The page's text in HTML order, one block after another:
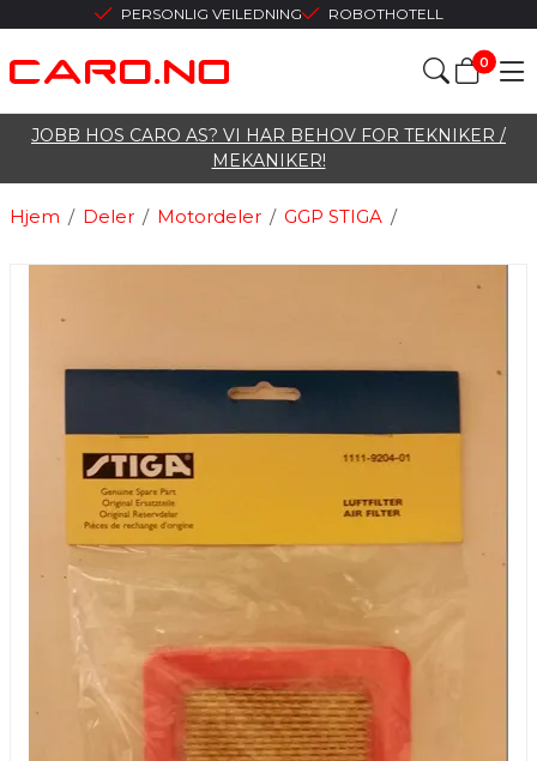
PERSONLIG VEILEDNING ROBOTHOTELL
0
JOBB HOS CARO AS? VI HAR BEHOV FOR TEKNIKER /
MEKANIKER!
/
Hjem /
Deler /
Motordeler /
GGP STIGA